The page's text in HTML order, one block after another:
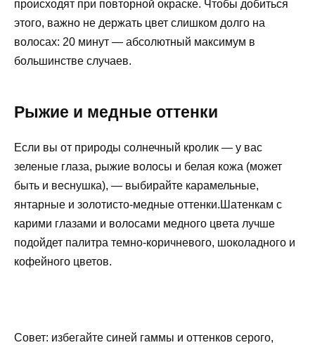
происходят при повторной окраске. Чтобы добиться
этого, важно не держать цвет слишком долго на
волосах: 20 минут — абсолютный максимум в
большинстве случаев.
Рыжие и медные оттенки
Если вы от природы солнечный кролик — у вас
зеленые глаза, рыжие волосы и белая кожа (может
быть и веснушка), — выбирайте карамельные,
янтарные и золотисто-медные оттенки.Шатенкам с
карими глазами и волосами медного цвета лучше
подойдет палитра темно-коричневого, шоколадного и
кофейного цветов.
Совет: избегайте синей гаммы и оттенков серого,